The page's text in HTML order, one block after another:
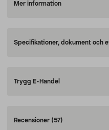
Mer information
Specifikationer, dokument och
Trygg E-Handel
Recensioner (57)